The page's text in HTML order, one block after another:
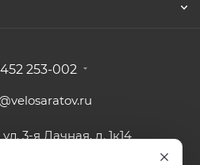
253-002
3-я Дачная, д. 1к14